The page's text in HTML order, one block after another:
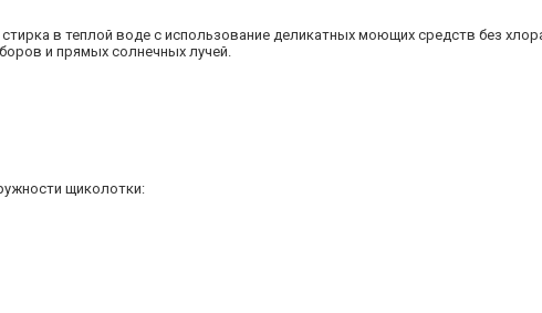
стирка в теплой воде с использование деликатных моющих средств без
и прямых солнечных лучей.
щиколотки: